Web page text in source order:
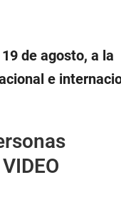
de agosto, a la
e